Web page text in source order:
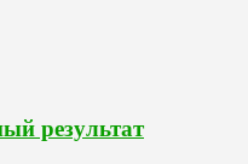
результат